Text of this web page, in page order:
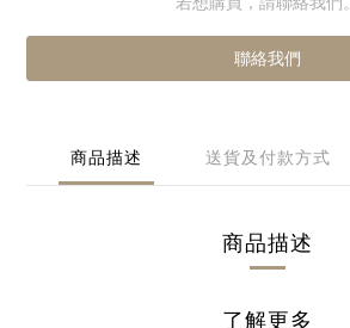
聯絡我們
商品描述 送貨及付款方式
商品描述
了解更多